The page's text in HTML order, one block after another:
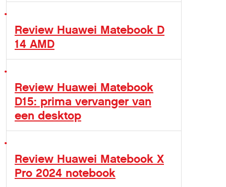
Review Huawei Matebook D
14 AMD
Review Huawei Matebook
D15: prima vervanger van
een desktop
Review Huawei Matebook X
Pro 2024 notebook